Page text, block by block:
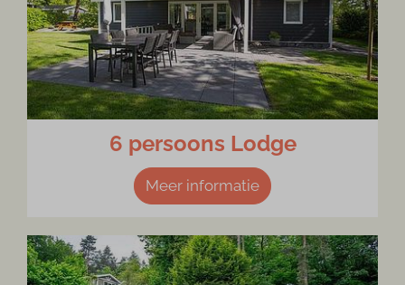
6 persoons Lodge
Meer informatie